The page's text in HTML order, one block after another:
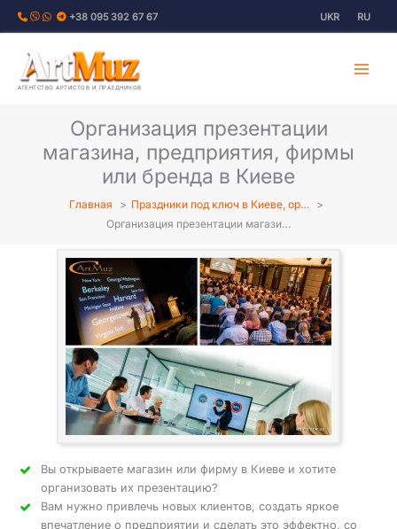
Перейти
+38 095 392 67 67 UKR RU
АГЕНТСТВО АРТИСТОВ И ПРАЗДНИКОВ
Организация презентации
магазина, предприятия, фирмы
или бренда в Киеве
Главная
Праздники под ключ в Киеве, ор…
Организация презентации магази…
Вы открываете магазин или фирму в Киеве и хотите
организовать их презентацию?
Вам нужно привлечь новых клиентов, создать яркое
впечатление о предприятии и сделать это эффектно, со